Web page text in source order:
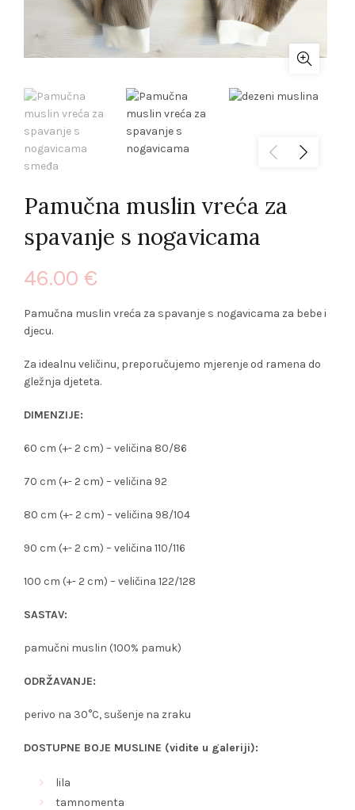
Pamučna muslin vreća za
spavanje s nogavicama
46.00 €
Pamučna muslin vreća za spavanje s nogavicama za bebe i
djecu.
Za idealnu veličinu, preporučujemo mjerenje od ramena do
gležnja djeteta.
DIMENZIJE:
60 cm (+- 2 cm) – veličina 80/86
70 cm (+- 2 cm) – veličina 92
80 cm (+- 2 cm) – veličina 98/104
90 cm (+- 2 cm) – veličina 110/116
100 cm (+- 2 cm) – veličina 122/128
SASTAV:
pamučni muslin (100% pamuk)
ODRŽAVANJE:
perivo na 30°C, sušenje na zraku
DOSTUPNE BOJE MUSLINE (vidite u galeriji):
lila
tamnomenta